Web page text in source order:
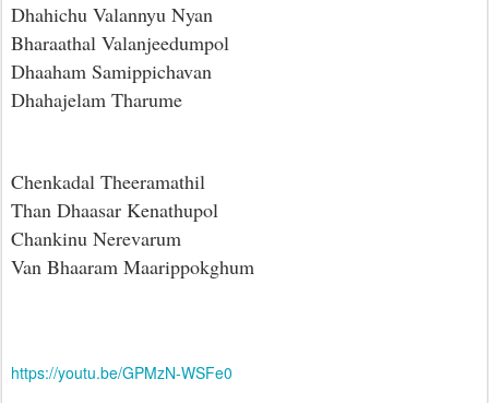
Dhahichu Valannyu Nyan
Bharaathal Valanjeedumpol
Dhaaham Samippichavan
Dhahajelam Tharume
Chenkadal Theeramathil
Than Dhaasar Kenathupol
Chankinu Nerevarum
Van Bhaaram Maarippokghum
https://youtu.be/GPMzN-WSFe0